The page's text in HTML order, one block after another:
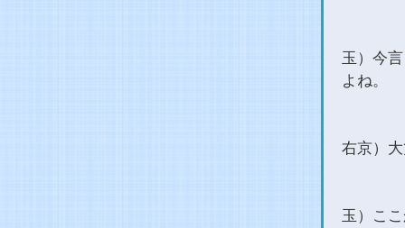
玉）今
よね。
右京）
玉）こ